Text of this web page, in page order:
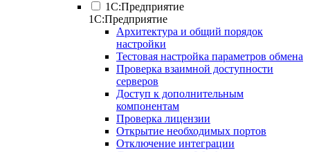
1С:Предприятие
1С:Предприятие
Архитектура и общий порядок
настройки
Тестовая настройка параметров обмена
Проверка взаимной доступности
серверов
Доступ к дополнительным
компонентам
Проверка лицензии
Открытие необходимых портов
Отключение интеграции